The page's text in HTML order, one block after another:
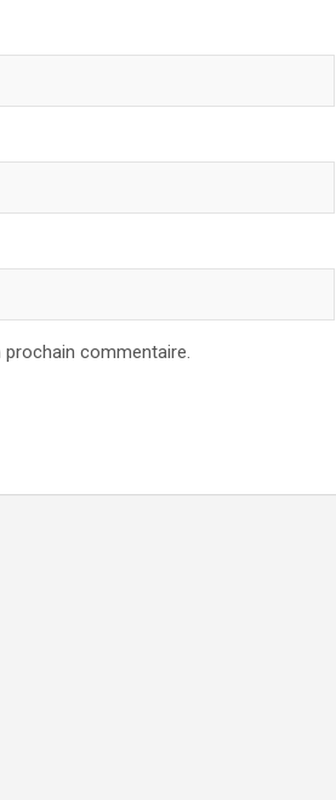
commentaire.